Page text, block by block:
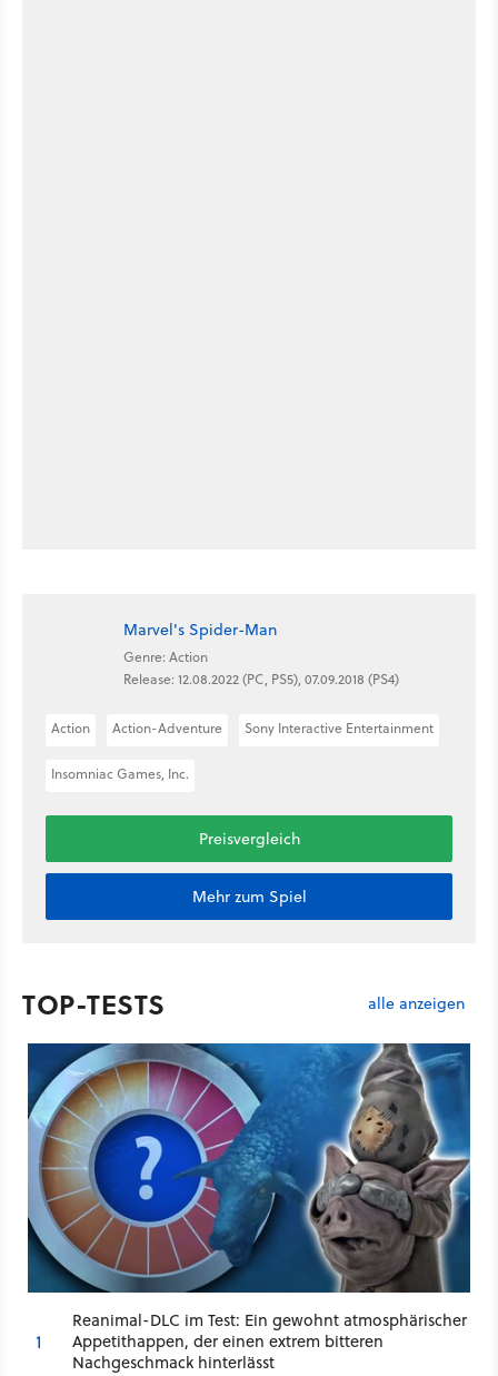
Marvel's Spider-Man
Genre: Action
Release: 12.08.2022 (PC, PS5), 07.09.2018 (PS4)
Action Action-Adventure Sony Interactive Entertainment
Insomniac Games, Inc.
Preisvergleich
Mehr zum Spiel
TOP-TESTS alle anzeigen
1
Reanimal-DLC im Test: Ein gewohnt atmosphärischer
Appetithappen, der einen extrem bitteren
Nachgeschmack hinterlässt